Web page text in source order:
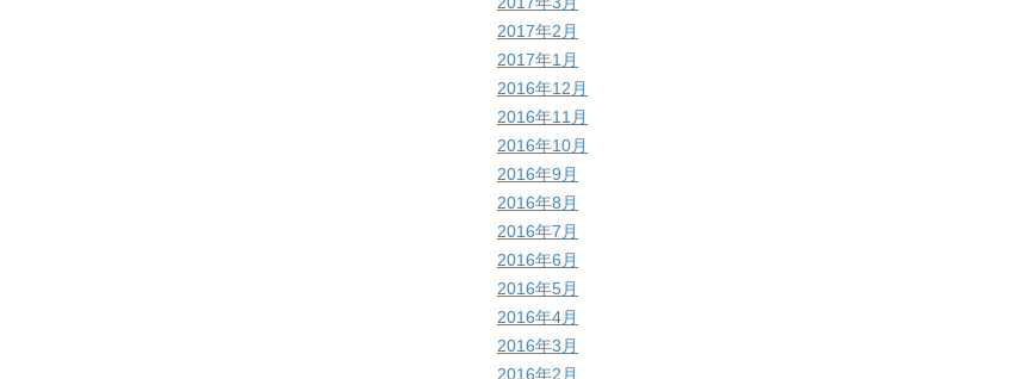
2017年2月
2017年1月
2016年12月
2016年11月
2016年10月
2016年9月
2016年8月
2016年7月
2016年6月
2016年5月
2016年4月
2016年3月
2016年2月